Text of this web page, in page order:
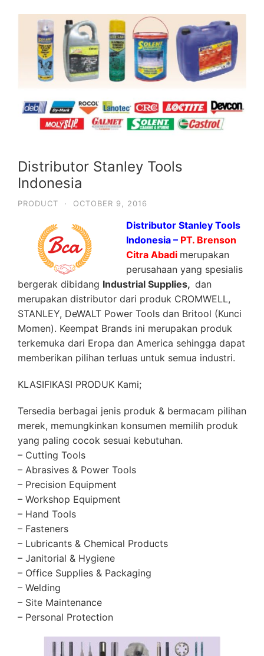
Distributor Stanley Tools
Indonesia
PRODUCT · OCTOBER 9, 2016
Distributor Stanley Tools
Indonesia – PT. Brenson
Citra Abadi merupakan
perusahaan yang spesialis
bergerak dibidang Industrial Supplies, dan
merupakan distributor dari produk CROMWELL,
STANLEY, DeWALT Power Tools dan Britool (Kunci
Momen). Keempat Brands ini merupakan produk
terkemuka dari Eropa dan America sehingga dapat
memberikan pilihan terluas untuk semua industri.
KLASIFIKASI PRODUK Kami;
Tersedia berbagai jenis produk & bermacam pilihan
merek, memungkinkan konsumen memilih produk
yang paling cocok sesuai kebutuhan.
– Cutting Tools
– Abrasives & Power Tools
– Precision Equipment
– Workshop Equipment
– Hand Tools
– Fasteners
– Lubricants & Chemical Products
– Janitorial & Hygiene
– Office Supplies & Packaging
– Welding
– Site Maintenance
– Personal Protection